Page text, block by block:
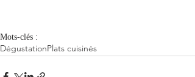
Mots-clés :
DégustationPlats cuisinés